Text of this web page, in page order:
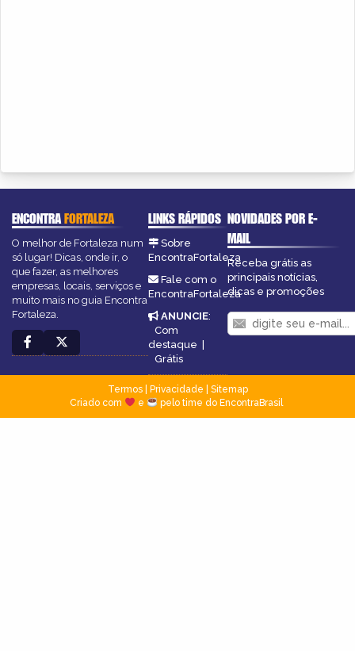
ENCONTRAFORTALEZA
O melhor de Fortaleza num
só lugar! Dicas, onde ir, o
que fazer, as melhores
empresas, locais, serviços e
muito mais no guia Encontra
Fortaleza.
LINKS RÁPIDOS
Sobre
EncontraFortaleza
Fale com o
EncontraFortaleza
ANUNCIE:
Com
destaque |
Grátis
NOVIDADES POR E-
MAIL
Receba grátis as
principais notícias,
dicas e promoções
Termos| Privacidade
Sitemap
Criado com
e pelo time do EncontraBrasil